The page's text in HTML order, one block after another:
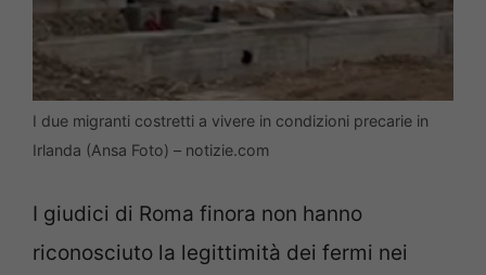
I due migranti costretti a vivere in condizioni precarie in
Irlanda (Ansa Foto) – notizie.com
I giudici di Roma finora non hanno
riconosciuto la legittimità dei fermi nei